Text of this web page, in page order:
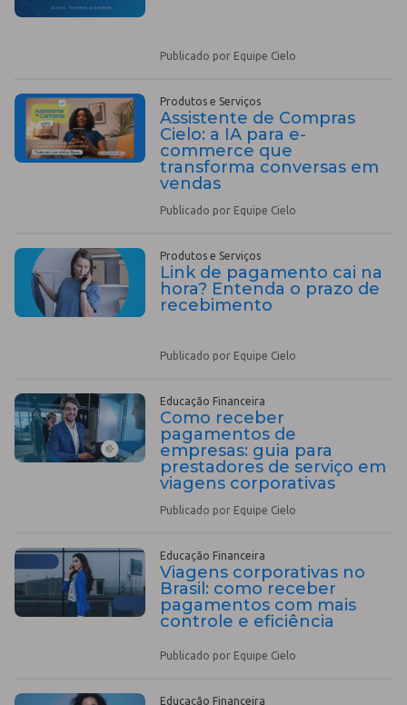
Publicado por Equipe Cielo
Produtos e Serviços
Assistente de Compras
Cielo: a IA para e-
commerce que
transforma conversas em
vendas
Publicado por Equipe Cielo
Produtos e Serviços
Link de pagamento cai na
hora? Entenda o prazo de
recebimento
Publicado por Equipe Cielo
Educação Financeira
Como receber
pagamentos de
empresas: guia para
prestadores de serviço em
viagens corporativas
Publicado por Equipe Cielo
Educação Financeira
Viagens corporativas no
Brasil: como receber
pagamentos com mais
controle e eficiência
Publicado por Equipe Cielo
Educação Financeira